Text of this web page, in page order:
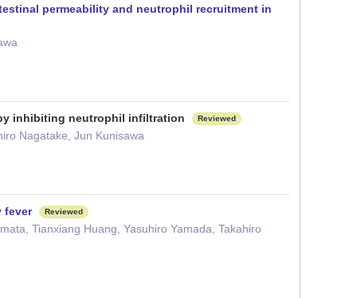
permeability and neutrophil recruitment in
inhibiting neutrophil infiltration Reviewed
Nagatake, Jun Kunisawa
fever Reviewed
Tianxiang Huang, Yasuhiro Yamada, Takahiro